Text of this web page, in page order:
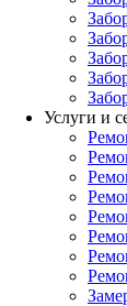
Услуги и